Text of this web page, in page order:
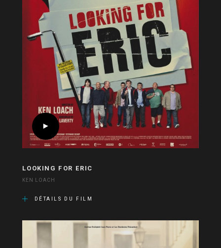
LOOKING FOR ERIC
KEN LOACH
DÉTAILS DU FILM